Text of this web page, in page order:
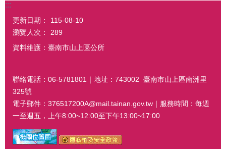
:::
更新日期：
115-08-10
瀏覽人次：
289
資料維護：臺南市山上區公所
聯絡電話：06-5781801｜地址：743002 臺南市山上區南洲里
325號
電子郵件：376517200A@mail.tainan.gov.tw｜服務時間：每週
一至週五，上午8:00~12:00至下午13:00~17:00